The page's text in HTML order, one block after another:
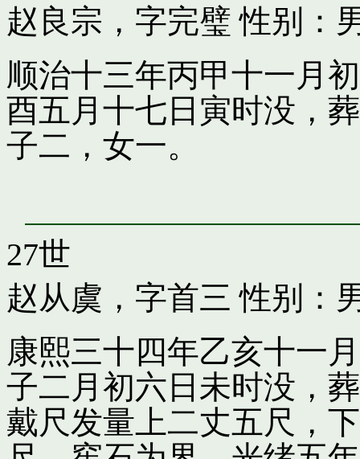
赵良宗，字完璧 性别：
顺治十三年丙甲十一月
酉五月十七日寅时没，
子二，女一。
27世
赵从虞，字首三 性别：
康熙三十四年乙亥十一
子二月初六日未时没，
戴尺发量上二丈五尺，